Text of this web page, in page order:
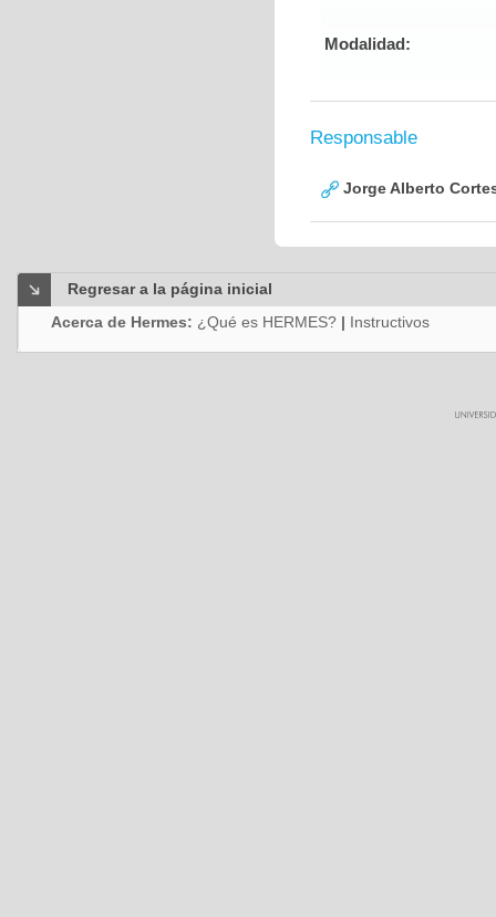
Modalidad:
Responsable
Jorge Alberto
Regresar a la página inicial
Acerca de Hermes: ¿Qué es HERMES? | Instructivos